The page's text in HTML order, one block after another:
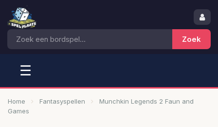
☰
Home Fantasyspellen
Munchkin Legends 2 Faun and
Games